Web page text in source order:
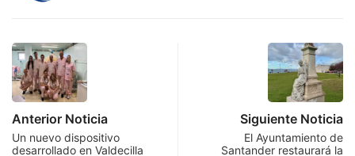
Anterior Noticia
Un nuevo dispositivo
desarrollado en Valdecilla
Siguiente Noticia
El Ayuntamiento de
Santander restaurará la